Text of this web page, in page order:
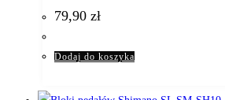
79,90 zł
Dodaj do koszyka